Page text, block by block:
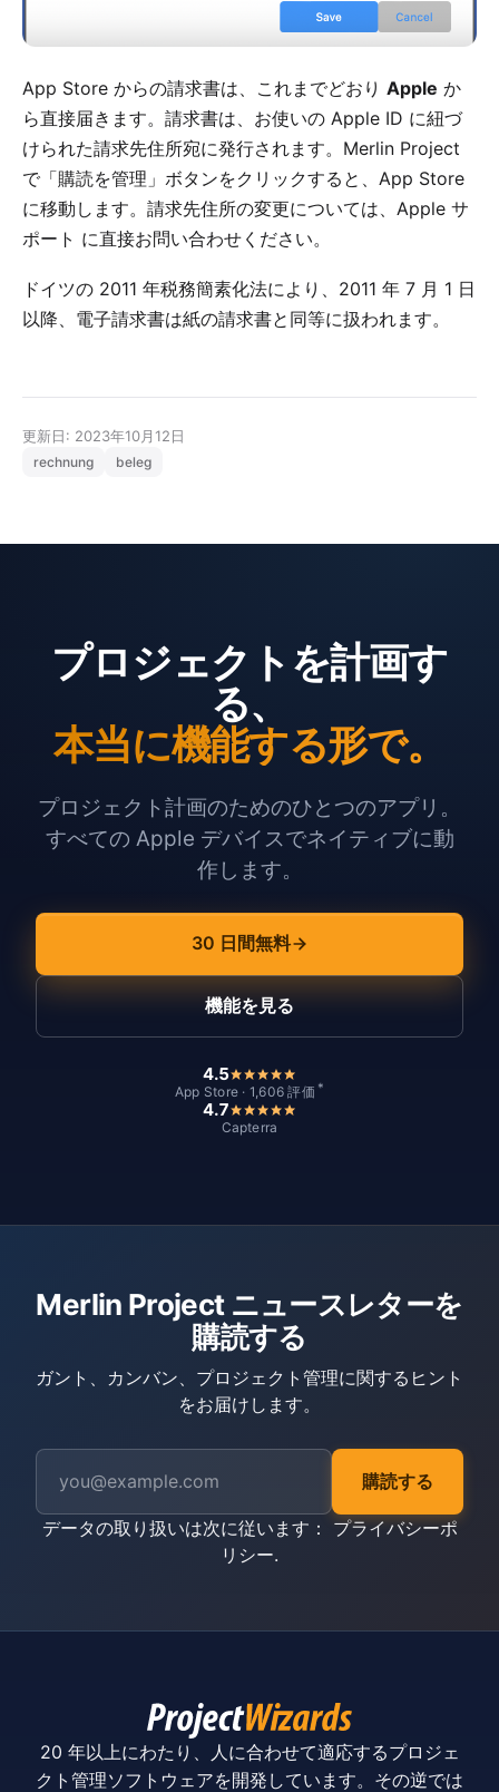
App Store からの請求書は、これまでどおり Apple か
ら直接届きます。請求書は、お使いの Apple ID に紐づ
けられた請求先住所宛に発行されます。Merlin Project
で「購読を管理」ボタンをクリックすると、App Store
に移動します。請求先住所の変更については、 Apple サ
ポート に直接お問い合わせください。
ドイツの 2011 年税務簡素化法により、2011 年 7 月 1 日
以降、電子請求書は紙の請求書と同等に扱われます。
更新日: 2023年10月12日
rechnung beleg
プロジェクトを計画す
る、
本当に機能する形で。
プロジェクト計画のためのひとつのアプリ。
すべての Apple デバイスでネイティブに動
作します。
30 日間無料
機能を見る
4.5
App Store · 1,606 評価 *
4.7
Capterra
Merlin Project ニュースレターを
購読する
ガント、カンバン、プロジェクト管理に関するヒント
をお届けします。
購読する
データの取り扱いは次に従います： プライバシーポ
リシー.
20 年以上にわたり、人に合わせて適応するプロジェ
クト管理ソフトウェアを開発しています。その逆では